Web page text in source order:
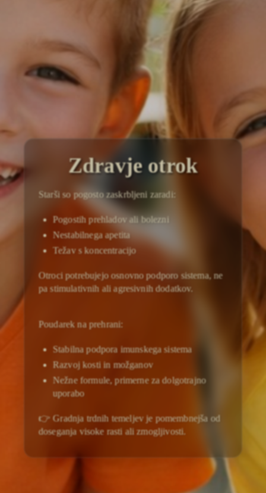
Zdravje otrok
Starši so pogosto zaskrbljeni zaradi:
Pogostih prehladov ali bolezni
Nestabilnega apetita
Težav s koncentracijo
Otroci potrebujejo osnovno podporo sistema, ne
pa stimulativnih ali agresivnih dodatkov.
Poudarek na prehrani:
Stabilna podpora imunskega sistema
Razvoj kosti in možganov
Nežne formule, primerne za dolgotrajno
uporabo
👉 Gradnja trdnih temeljev je pomembnejša od
doseganja visoke rasti ali zmogljivosti.